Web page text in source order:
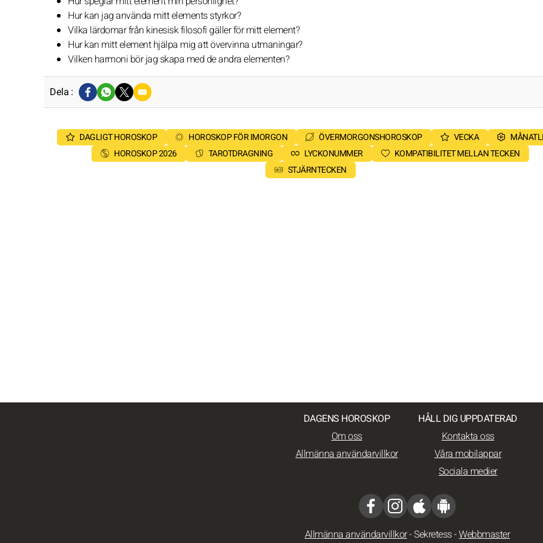
Hur kan jag använda mitt elements styrkor?
Vilka lärdomar från kinesisk filosofi gäller för mitt element?
Hur kan mitt element hjälpa mig att övervinna utmaningar?
Vilken harmoni bör jag skapa med de andra elementen?
Dela :
DAGLIGT HOROSKOP HOROSKOP FÖR IMORGON ÖVERMORGONSHOROSKOP VECKA
HOROSKOP 2026
TAROTDRAGNING LYCKONUMMER
KOMPATIBILITET MELLAN TECKEN
STJÄRNTECKEN
DAGENS HOROSKOP
Om oss
Allmänna användarvillkor
HÅLL DIG UPPDATERAD
Kontakta oss
Våra mobilappar
Sociala medier
Allmänna användarvillkor-Sekretess-Webbmaster